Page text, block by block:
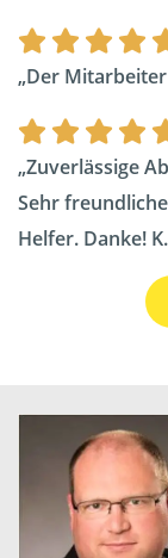
Der
Zuverlässige
Sehr
Helfer. Danke!